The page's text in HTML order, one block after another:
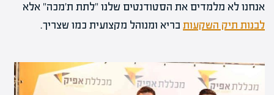
אנחנו לא מלמדים את הסטודנטים שלנו "לתת ת'מכה" אלא
לבנות תיק השקעות בריא ומנוהל מקצועית כמו שצריך.